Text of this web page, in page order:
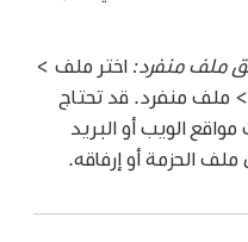
ملف منفرد:اختر ملف >
ملف منفرد. قد تحتاج
الويب أو البريد
ملف الحزمة أو إرفاقه.